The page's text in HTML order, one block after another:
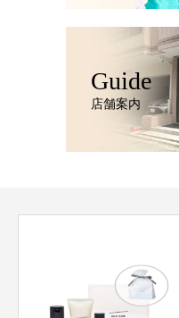
Guide
店舗案内